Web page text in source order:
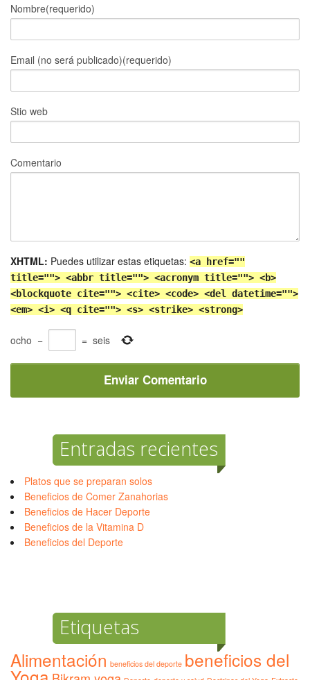
Nombre(requerido)
Email (no será publicado)(requerido)
Stio web
Comentario
XHTML: Puedes utilizar estas etiquetas: <a href=""
title=""> <abbr title=""> <acronym title=""> <b>
<blockquote cite=""> <cite> <code> <del datetime="">
<em> <i> <q cite=""> <s> <strike> <strong>
ocho − = seis
Entradas recientes
Platos que se preparan solos
Beneficios de Comer Zanahorias
Beneficios de Hacer Deporte
Beneficios de la Vitamina D
Beneficios del Deporte
Etiquetas
Alimentación beneficios del deporte beneficios del